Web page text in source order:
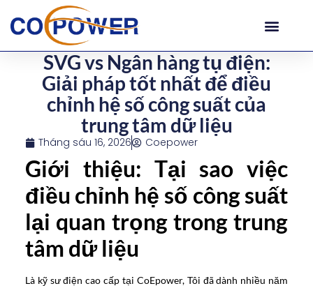
SVG vs Ngân hàng tụ điện:
Giải pháp tốt nhất để điều
chỉnh hệ số công suất của
trung tâm dữ liệu
Tháng sáu 16, 2026 Coepower
Giới thiệu: Tại sao việc
điều chỉnh hệ số công suất
lại quan trọng trong trung
tâm dữ liệu
Là kỹ sư điện cao cấp tại CoEpower, Tôi đã dành nhiều năm